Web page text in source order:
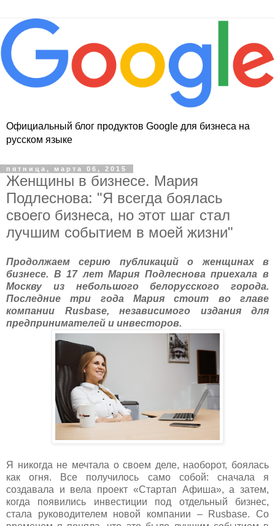
Официальный блог продуктов Google для бизнеса на
русском языке
пятница, марта 06, 2015
Женщины в бизнесе. Мария
Подлеснова: "Я всегда боялась
своего бизнеса, но этот шаг стал
лучшим событием в моей жизни"
Продолжаем серию публикаций о женщинах в
бизнесе. В 17 лет Мария Подлеснова приехала в
Москву из небольшого белорусского города.
Последние три года Мария стоит во главе
компании Rusbase, независимого издания для
предпринимателей и инвесторов.
Я никогда не мечтала о своем деле, наоборот, боялась
как огня. Все получилось само собой: сначала я
создавала и вела проект «Стартап Афиша», а затем,
когда появились инвестиции под отдельный бизнес,
стала руководителем новой компании – Rusbase. Со